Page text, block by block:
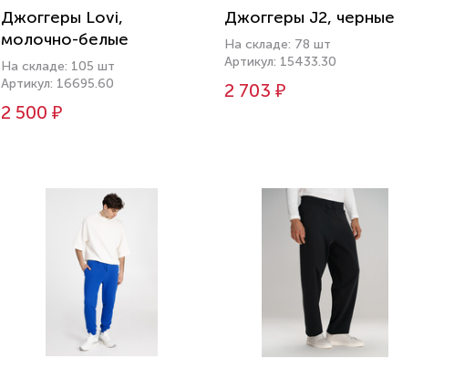
Джоггеры Lovi,
молочно-белые
На складе: 105 шт
Артикул: 16695.60
2 500 ₽
Джоггеры J2, черные
На складе: 78 шт
Артикул: 15433.30
2 703 ₽